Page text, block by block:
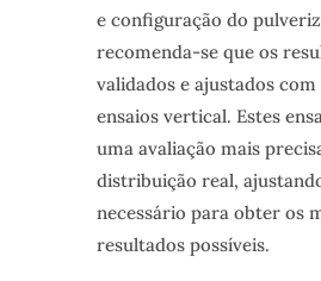
e configuração do
recomenda-se que os
validados e ajustados
ensaios vertical. Estes
uma avaliação mais
distribuição real,
necessário para obter os
resultados possíveis.